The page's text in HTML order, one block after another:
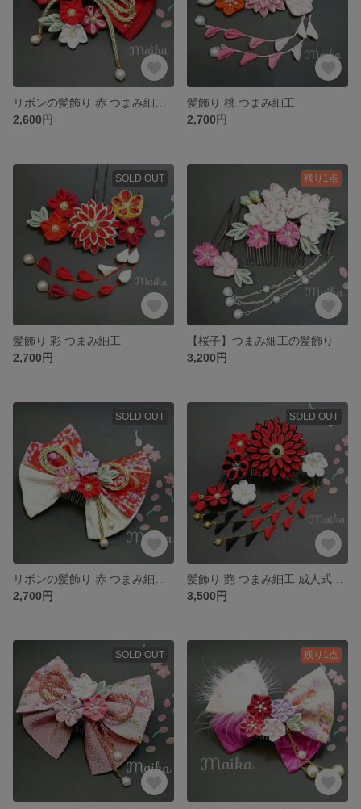
2,600円
髪飾り 桃 つまみ細工
2,700円
SOLD OUT
髪飾り 彩 つまみ細工
2,700円
残り1点
【桜子】つまみ細工の髪飾り
3,200円
SOLD OUT
2,700円
SOLD OUT
3,500円
SOLD OUT 残り1点